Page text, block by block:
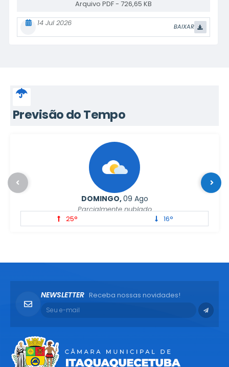
09 Jan 2026
PDF 642,93 KB
BAIXAR
Previsão do Tempo
DOMINGO 09 Ago
Parcialmente nublado
25°
16°
NEWSLETTER Receba nossas novidades!